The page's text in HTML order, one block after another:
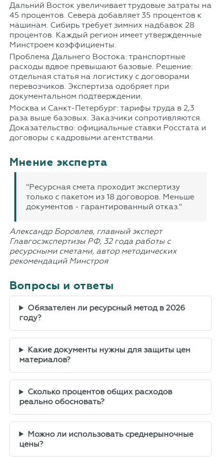
Дальний Восток увеличивает трудовые затраты на
45 процентов. Севера добавляет 35 процентов к
машинам. Сибирь требует зимних надбавок 28
процентов. Каждый регион имеет утвержденные
Минстроем коэффициенты.
Проблема Дальнего Востока: транспортные
расходы вдвое превышают базовые. Решение:
отдельная статья на логистику с договорами
перевозчиков. Экспертиза одобряет при
документальном подтверждении.
Москва и Санкт-Петербург: тарифы труда в 2,3
раза выше базовых. Заказчики сопротивляются.
Доказательство: официальные ставки Росстата и
договоры с кадровыми агентствами.
Мнение эксперта
"Ресурсная смета проходит экспертизу
только с пакетом из 18 договоров. Меньше
документов - гарантированный отказ."
Александр Боровлев, главный эксперт
Главгосэкспертизы РФ, 32 года работы с
ресурсными сметами, автор методических
рекомендаций Минстроя
Вопросы и ответы
Обязателен ли ресурсный метод в 2026
году?
Какие документы нужны для защиты цен
материалов?
Сколько процентов общих расходов
реально обосновать?
Можно ли использовать среднерыночные
цены?